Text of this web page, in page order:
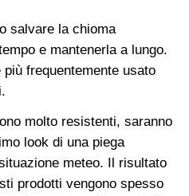
salvare la chioma
e mantenerla a lungo.
frequentemente usato
molto resistenti, saranno
look di una piega
meteo. Il risultato
prodotti vengono spesso